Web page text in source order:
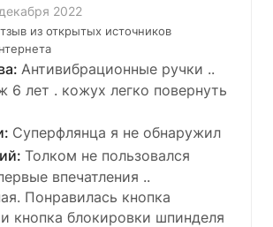
2022
из открытых источников
Антивибрационные ручки ..
6 лет . кожух легко повернуть
Суперфлянца я не обнаружил
Толком не пользовался
впечатления ..
Понравилась кнопка
кнопка блокировки шпинделя